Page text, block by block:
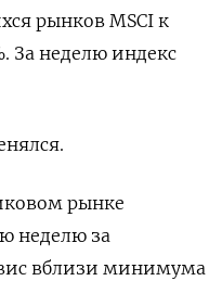
рынков MSCI к
За неделю индекс
рынке
неделю за
вблизи минимума